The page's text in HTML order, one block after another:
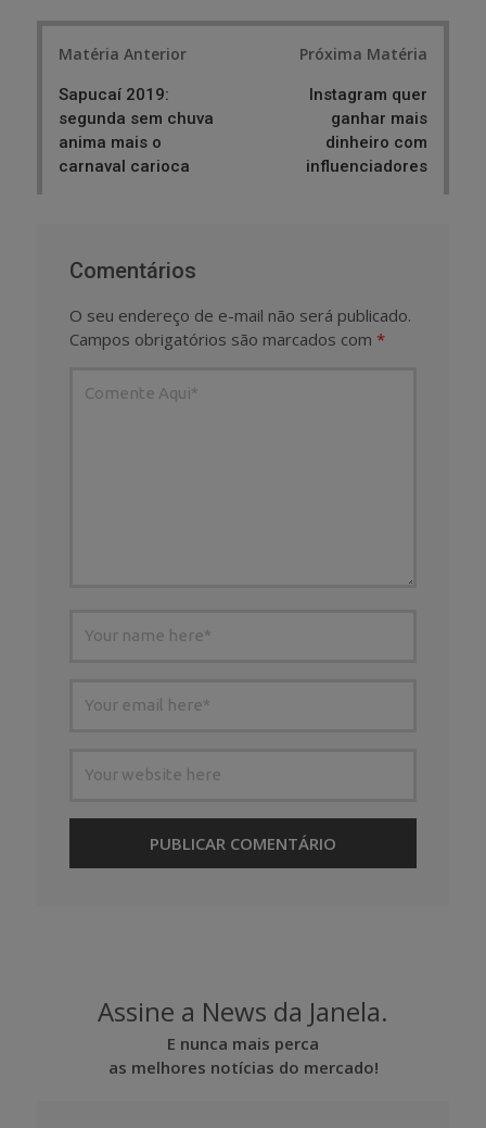
Matéria Anterior
Sapucaí 2019:
segunda sem chuva
anima mais o
carnaval carioca
Próxima Matéria
Instagram quer
ganhar mais
dinheiro com
influenciadores
Comentários
O seu endereço de e-mail não será publicado.
Campos obrigatórios são marcados com *
Assine a News da Janela.
E nunca mais perca
as melhores notícias do mercado!